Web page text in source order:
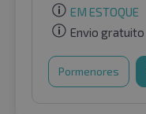
EM ESTOQUE
Envio gratuito
Pormenores